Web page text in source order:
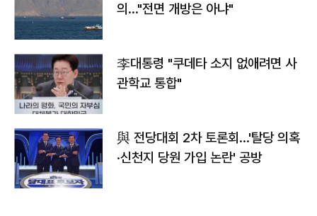
의…"전면 개방은 아냐"
李대통령 "쿠데타 소지 없애려면 사
관학교 통합"
與 전당대회 2차 토론회…'탈당 의혹
·신천지 당원 가입 논란' 공방